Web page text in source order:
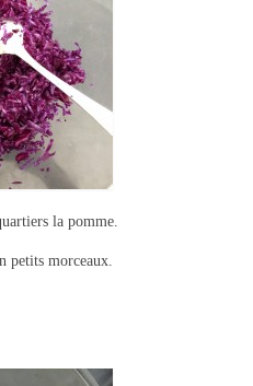
la pomme.
petits morceaux.